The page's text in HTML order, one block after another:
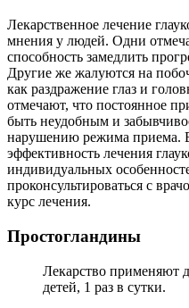
Лекарственное лечение
мнения у людей. Одни
способность замедлить
Другие же жалуются на
как раздражение глаз и
отмечают, что постоянное
быть неудобным и
нарушению режима приема.
эффективность лечения
индивидуальных
проконсультироваться с
курс лечения.
Простогландины
Лекарство применяют
детей, 1 раз в сутки.